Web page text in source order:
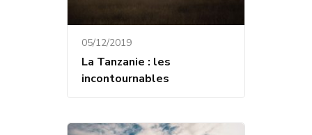
05/12/2019
La Tanzanie : les
incontournables